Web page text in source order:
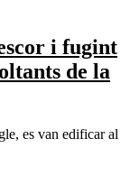
i fugint
de la
es van edificar al